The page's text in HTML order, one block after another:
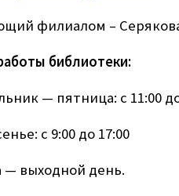
филиалом –
библиотеки:
— пятница: с 11:00
с 9:00 до 17:00
— выходной день.